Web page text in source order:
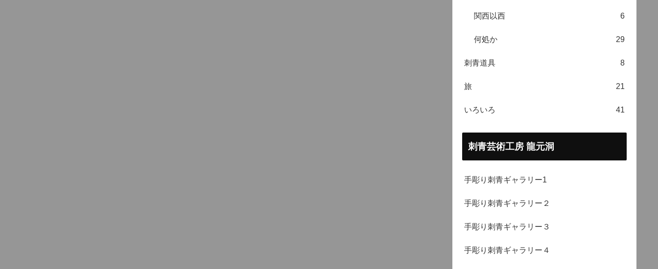
関西以西 6
何処か 29
刺青道具 8
旅 21
いろいろ 41
刺青芸術工房 龍元洞
手彫り刺青ギャラリー1
手彫り刺青ギャラリー２
手彫り刺青ギャラリー３
手彫り刺青ギャラリー４